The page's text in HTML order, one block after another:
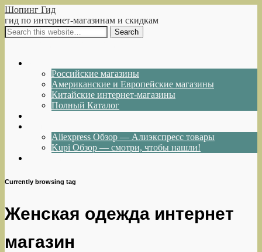
Шопинг Гид
гид по интернет-магазинам и скидкам
Российские магазины
Американские и Европейские магазины
Китайские интернет-магазины
Полный Каталог
Aliexpress Обзор — Алиэкспресс товары
Kupi Обзор — смотри, чтобы нашли!
Currently browsing tag
Женская одежда интернет
магазин